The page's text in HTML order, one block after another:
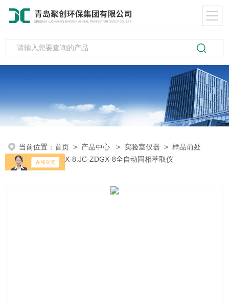
当前位置：首页 > 产品中心 > 实验室仪器 >样品前处
理
> JC-ZDGX-8.JC-ZDGX-8全自动固相萃取仪